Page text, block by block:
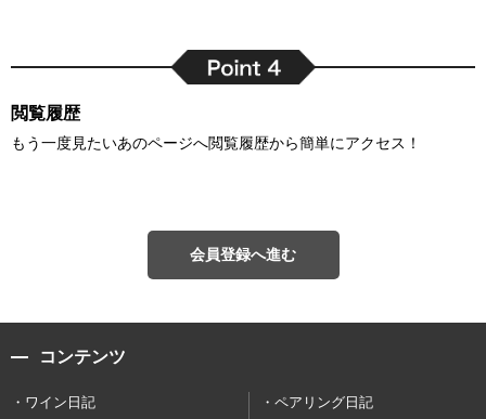
閲覧履歴
もう一度見たいあのページへ閲覧履歴から簡単にアクセス！
会員登録へ進む
コンテンツ
ワイン日記
ペアリング日記